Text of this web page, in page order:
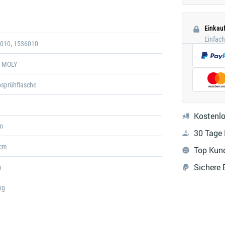
30
Top
Sichere
1536010